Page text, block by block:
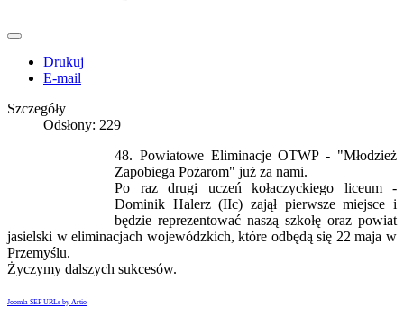
Drukuj
E-mail
Szczegóły
Odsłony: 229
48. Powiatowe Eliminacje OTWP - "Młodzież
Zapobiega Pożarom" już za nami.
Po raz drugi uczeń kołaczyckiego liceum -
Dominik Halerz (IIc) zajął pierwsze miejsce i
będzie reprezentować naszą szkołę oraz powiat
jasielski w eliminacjach wojewódzkich, które odbędą się 22 maja w
Przemyślu.
Życzymy dalszych sukcesów.
Joomla SEF URLs by Artio